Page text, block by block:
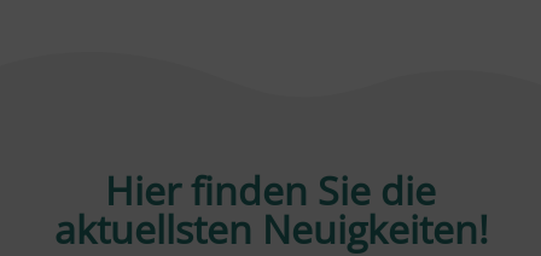
Hier finden Sie die
aktuellsten Neuigkeiten!